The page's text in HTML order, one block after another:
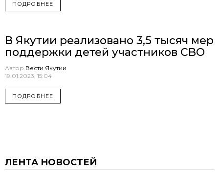
ПОДРОБНЕЕ
В Якутии реализовано 3,5 тысяч мер
поддержки детей участников СВО
Автор Вести Якутии
19.01.2023, 15:04
ПОДРОБНЕЕ
ЛЕНТА НОВОСТЕЙ